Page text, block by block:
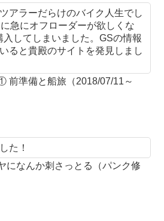
アラーだらけのバイク人生でし
急にオフローダーが欲しくな
入してしまいました。GSの情報
ると貴殿のサイトを発見しまし
前準備と船旅（2018/07/11～
た！
になんか刺さっとる（パンク修